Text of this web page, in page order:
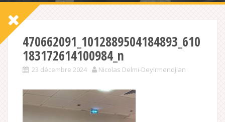
470662091_1012889504184893_610
183172614100984_n
23 décembre 2024 Nicolas Delmi-Deyirmendjian